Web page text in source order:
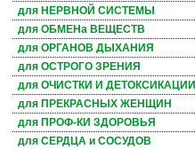
для НЕРВНОЙ СИСТЕМЫ
для ОБМЕНа ВЕЩЕСТВ
для ОРГАНОВ ДЫХАНИЯ
для ОСТРОГО ЗРЕНИЯ
для ОЧИСТКИ И ДЕТОКСИКАЦИИ
для ПРЕКРАСНЫХ ЖЕНЩИН
для ПРОФ-КИ ЗДОРОВЬЯ
для СЕРДЦА и СОСУДОВ